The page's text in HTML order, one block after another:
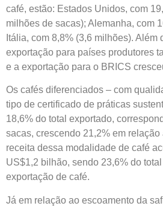
café, estão: Estados Unidos, com
milhões de sacas); Alemanha, com
Itália, com 8,8% (3,6 milhões). Além
exportação para países produtores
e a exportação para o BRICS
Os cafés diferenciados – com
tipo de certificado de práticas
18,6% do total exportado,
sacas, crescendo 21,2% em relação
receita dessa modalidade de café
US$1,2 bilhão, sendo 23,6% do
exportação de café.
Já em relação ao escoamento da